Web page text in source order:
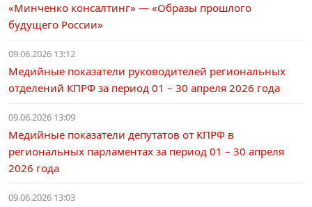
«Минченко консалтинг» — «Образы прошлого
будущего России»
09.06.2026 13:12
Медийные показатели руководителей региональных
отделений КПРФ за период 01 – 30 апреля 2026 года
09.06.2026 13:09
Медийные показатели депутатов от КПРФ в
региональных парламентах за период 01 – 30 апреля
2026 года
09.06.2026 13:03